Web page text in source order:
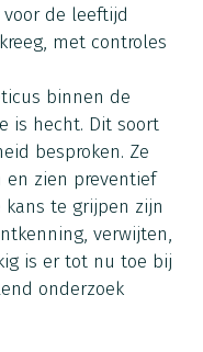
de leeftijd
met controles
binnen de
is hecht. Dit soort
besproken. Ze
zien preventief
kans te grijpen zijn
verwijten,
is er tot nu toe bij
onderzoek